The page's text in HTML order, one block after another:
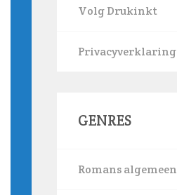
Volg Drukinkt
Privacyverklaring
GENRES
Romans algemeen